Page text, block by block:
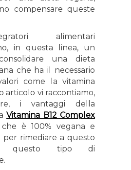
compensare queste
alimentari
in questa linea, un
una dieta
che ha il necessario
come la vitamina
articolo vi raccontiamo,
i vantaggi della
Vitamina B12 Complex
è 100% vegana e
rimediare a questo
questo tipo di